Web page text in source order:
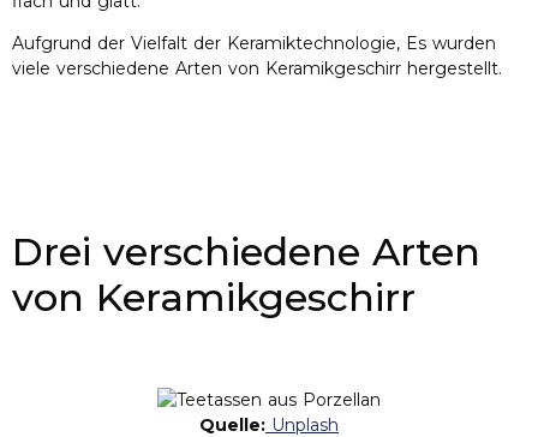
Aufgrund der Vielfalt der Keramiktechnologie, Es wurden
viele verschiedene Arten von Keramikgeschirr hergestellt.
Drei verschiedene Arten
von Keramikgeschirr
Quelle: Unplash